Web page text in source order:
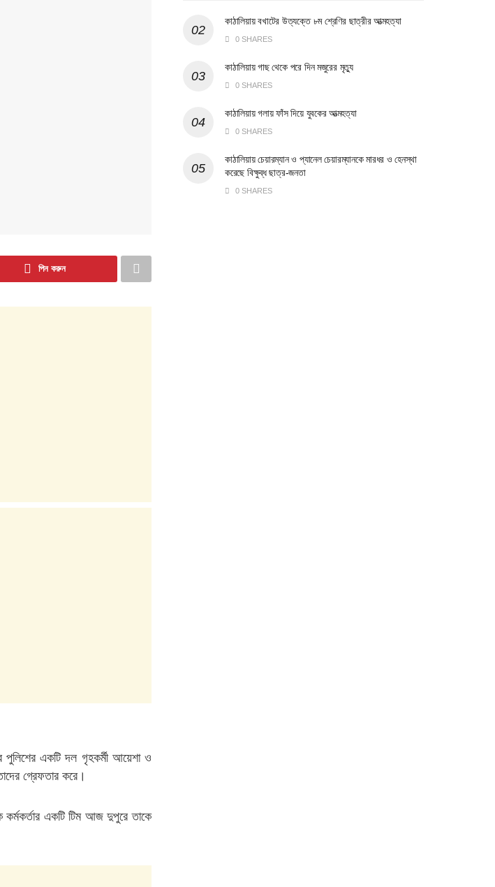
পিন করুন
পুলিশের একটি দল গৃহকর্মী আয়েশা ও
গ্রেফতার করে।
একটি টিম আজ দুপুরে তাকে
কাঠালিয়ায় বখাটের উত্যক্তে ৮ম শ্রেণির ছাত্রীর আত্মহত্যা
0 SHARES
কাঠালিয়ায় গাছ থেকে পরে দিন মজুরের মৃত্যু
0 SHARES
কাঠালিয়ায় গলায় ফাঁস দিয়ে যুবকের আত্মহত্যা
0 SHARES
কাঠালিয়ায় চেয়ারম্যান ও প্যানেল চেয়ারম্যানকে মারধর ও হেনস্থা
করেছে বিক্ষুব্ধ ছাত্র-জনতা
0 SHARES